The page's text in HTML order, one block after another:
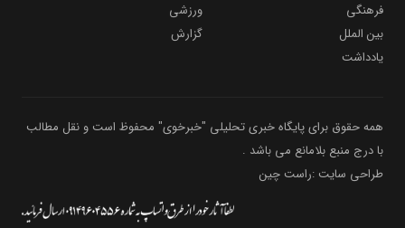
بین الملل
گزارش
یادداشت
با درج منبع بلامانع می باشد .
طراحی سایت :راست چین